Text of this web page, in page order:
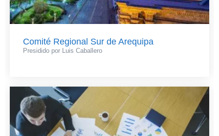
Comité Regional Sur de Arequipa
Presidido por Luis Caballero